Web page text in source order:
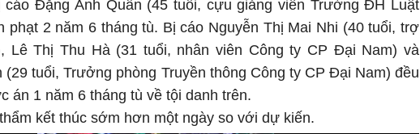
cáo Đặng Anh Quân (45 tuổi, cựu giảng viên Trường ĐH Luật
phạt 2 năm 6 tháng tù. Bị cáo Nguyễn Thị Mai Nhi (40 tuổi, trợ
Lê Thị Thu Hà (31 tuổi, nhân viên Công ty CP Đại Nam) và
(29 tuổi, Trưởng phòng Truyền thông Công ty CP Đại Nam) đều
án 1 năm 6 tháng tù về tội danh trên.
kết thúc sớm hơn một ngày so với dự kiến.